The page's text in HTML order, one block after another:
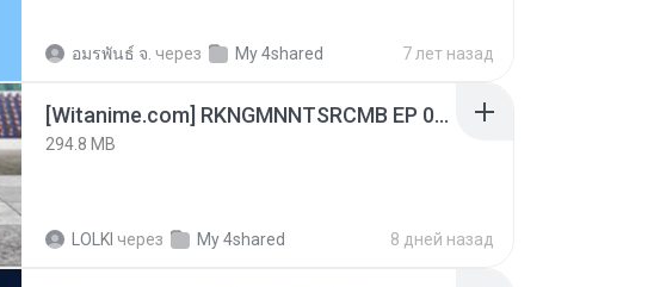
อมรพันธ์ จ. через My 4shared 7 лет назад
[Witanime.com] RKNGMNNTSRCMB EP 06 HD.mp4
294.8 MB
LOLKI через My 4shared 8 дней назад